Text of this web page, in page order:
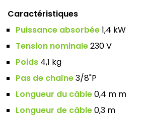
Caractéristiques
Puissance absorbée1,4 kW
Tension nominale230 V
Poids 4,1 kg
Pas de chaîne3/8"P
Longueur du câble0,4 m m
Longueur de câble0,3 m